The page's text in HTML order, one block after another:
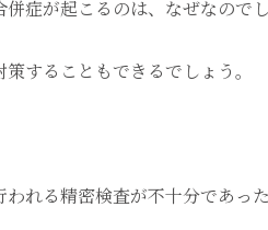
症が起こるのは、なぜなので
することもできるでしょう。
れる精密検査が不十分であっ